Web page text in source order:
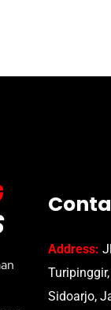
Address:
Sidoarjo,